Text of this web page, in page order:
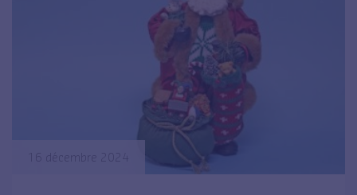
16 décembre 2024